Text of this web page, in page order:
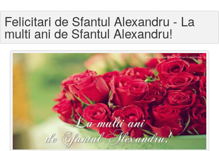
Felicitari varsta
Felicitari zilele anului
Felicitari zile saptamana
Felicitari muzicale
Felicitari muzicale personalizate
Felicitari animate
Felicitari de Sfantul Alexandru - La
multi ani de Sfantul Alexandru!